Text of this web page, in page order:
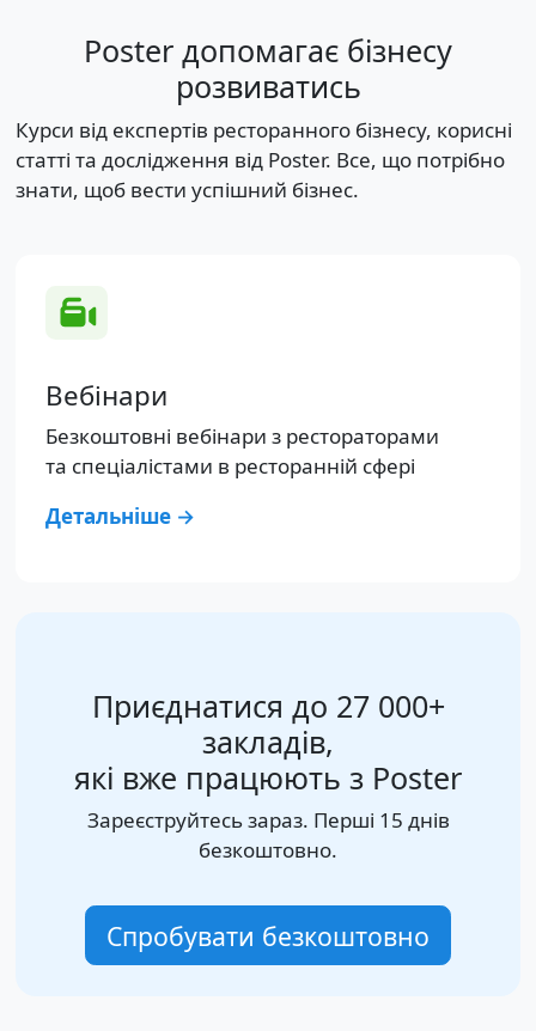
Poster допомагає бізнесу
розвиватись
Курси від експертів ресторанного бізнесу, корисні
статті та дослідження від Poster. Все, що потрібно
знати, щоб вести успішний бізнес.
Вебінари
Безкоштовні вебінари з рестораторами
та спеціалістами в ресторанній сфері
Детальніше →
Приєднатися до 27 000+
закладів,
які вже працюють з Poster
Зареєструйтесь зараз. Перші 15 днів
безкоштовно.
Спробувати безкоштовно